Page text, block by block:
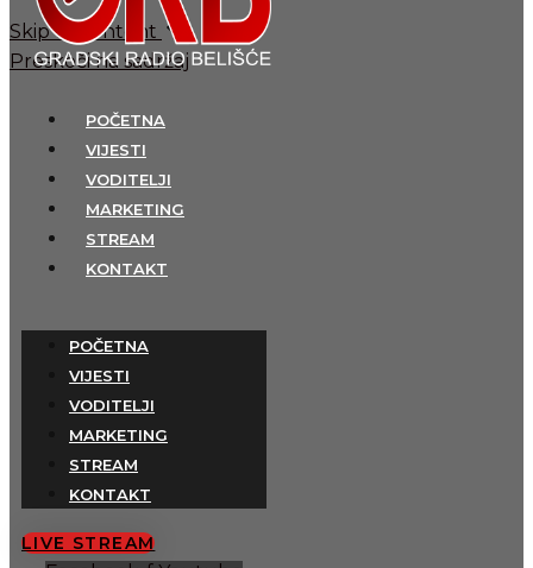
Skip to content
Preskoči na sadržaj
POČETNA
VIJESTI
VODITELJI
MARKETING
STREAM
KONTAKT
POČETNA
VIJESTI
VODITELJI
MARKETING
STREAM
KONTAKT
LIVE STREAM